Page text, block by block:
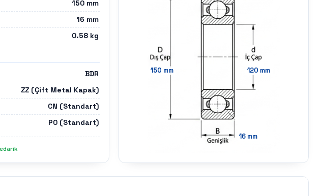
150 mm
16 mm
0.58 kg
BDR
ZZ (Çift Metal Kapak)
CN (Standart)
P0 (Standart)
150 mm 120 mm
16mm